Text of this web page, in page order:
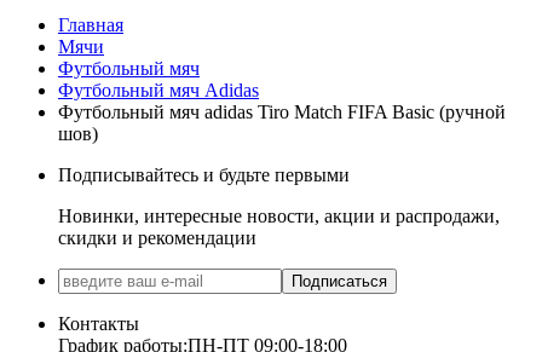
Главная
Мячи
Футбольный мяч
Футбольный мяч Adidas
Футбольный мяч adidas Tiro Match FIFA Basic (ручной
шов)
Подписывайтесь и будьте первыми
Новинки, интересные новости, акции и распродажи,
скидки и рекомендации
Подписаться
Контакты
График работы:ПН-ПТ 09:00-18:00